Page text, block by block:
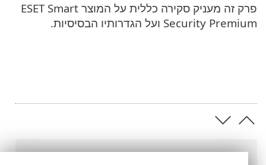
פרק זה מעניק סקירה כללית על המוצר ESET Smart
Security Premium ועל הגדרותיו הבסיסיות.